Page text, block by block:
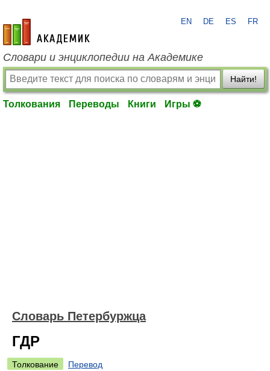
academic.ru
EN DE ES FR
Словари и энциклопедии на Академике
Найти!
Толкования Переводы Книги Игры ⚽
Словарь Петербуржца
ГДР
Толкование
Перевод